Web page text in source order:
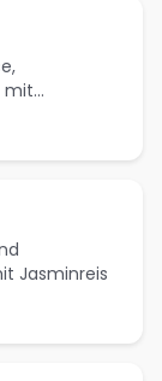
mit
Jasminreis